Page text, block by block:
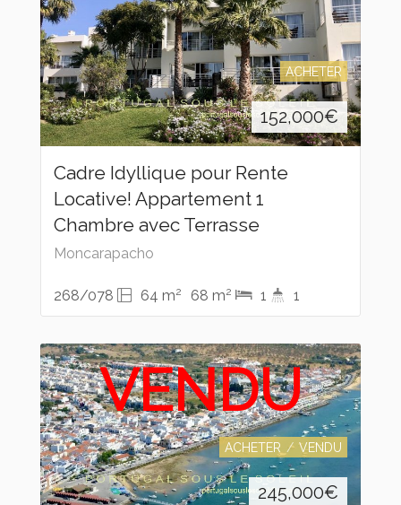
ACHETER
152,000€
Cadre Idyllique pour Rente
Locative! Appartement 1
Chambre avec Terrasse
Moncarapacho
268/078 64 m2 68 m2 1 1
VENDU
ACHETER VENDU
245,000€